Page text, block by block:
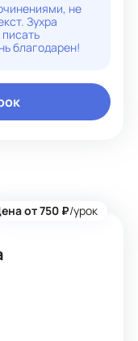
не
Зухра
благодарен!
от 750 ₽/урок